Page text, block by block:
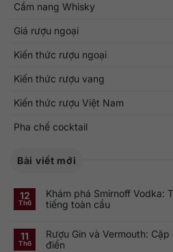
Cẩm nang Whisky
Giá rượu ngoại
Kiến thức rượu ngoại
Kiến thức rượu vang
Kiến thức rượu Việt Nam
Pha chế cocktail
Bài viết mới
12
Th6
Khám phá Smirnoff Vodka:
tiếng toàn cầu
bình
luận
ở
11
Th6
Rượu Gin và Vermouth:
điển